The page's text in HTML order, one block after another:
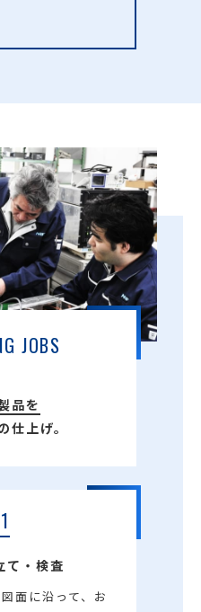
JOBS
品を
仕上げ。
て・検査
面に沿って、お